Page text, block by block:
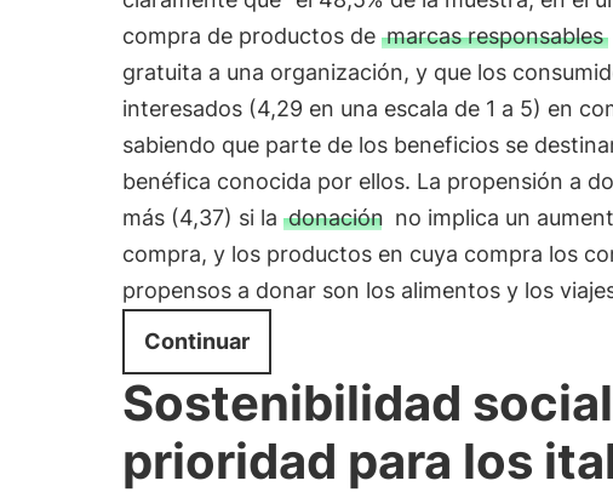
compra de productos de marcas responsables
gratuita a una organización, y que los
interesados (4,29 en una escala de 1 a 5) en
sabiendo que parte de los beneficios se
benéfica conocida por ellos. La propensión a
más (4,37) si la donación no implica un
compra, y los productos en cuya compra los
propensos a donar son los alimentos y los
Continuar
Sostenibilidad
prioridad para los